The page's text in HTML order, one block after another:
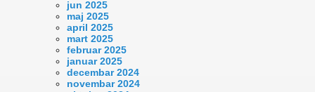
jun 2025
maj 2025
april 2025
mart 2025
februar 2025
januar 2025
decembar 2024
novembar 2024